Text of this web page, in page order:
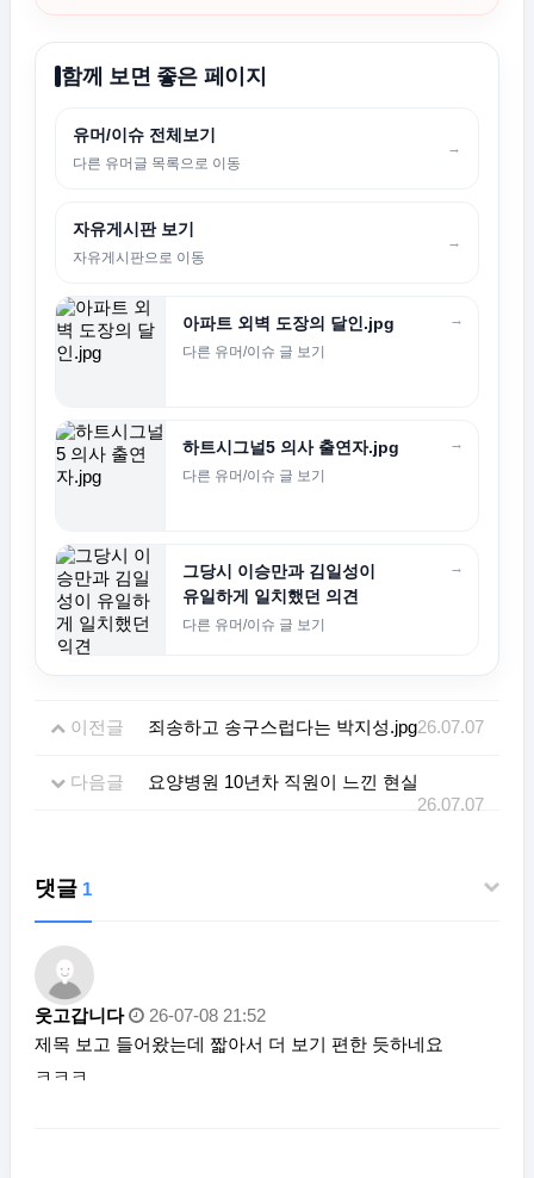
함께 보면 좋은 페이지
유머/이슈 전체보기
다른 유머글 목록으로 이동
→
자유게시판 보기
자유게시판으로 이동
→
아파트 외벽 도장의 달인.jpg
다른 유머/이슈 글 보기
→
하트시그널5 의사 출연자.jpg
다른 유머/이슈 글 보기
→
그당시 이승만과 김일성이
유일하게 일치했던 의견
다른 유머/이슈 글 보기
→
이전글 죄송하고 송구스럽다는 박지성.jpg26.07.07
다음글
요양병원 10년차 직원이 느낀 현실
26.07.07
댓글 1
웃고갑니다
26-07-08 21:52
제목 보고 들어왔는데 짧아서 더 보기 편한 듯하네요
ㅋㅋㅋ